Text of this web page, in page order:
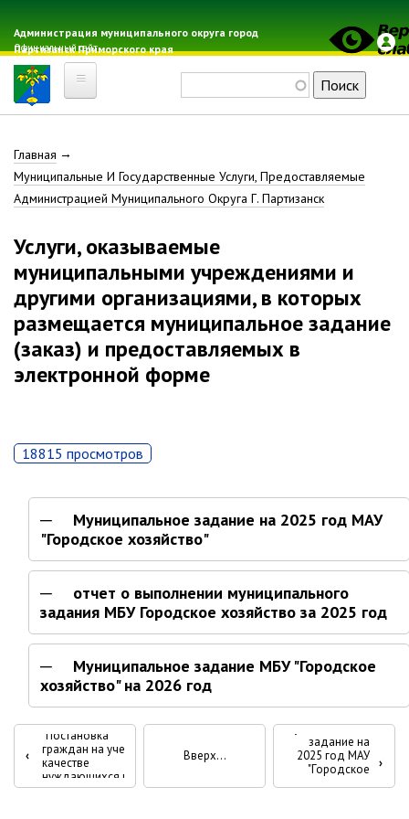
основному
содержанию
Администрация муниципального округа город
Партизанск Приморского края
Официальный сайт
Главная
Местные налоги
Гражданская оборона
Свод-WEB
Партизанск
Геральдика
Почётные жители
Фотогалерея
города
Старые фотографии нашего
города (продолжение)
Старые фотографии города
Старый и новый Партизанск
Сучанские каменноугольные копи
Книга «Партизанску 125 лет. Город в
лицах и судьбах.»
Книга «О геологах – с пристрастием»
Строка
навигации
Главная
Муниципальные И Государственные Услуги, Предоставляемые
Администрацией Муниципального Округа Г. Партизанск
Услуги, оказываемые
муниципальными учреждениями и
другими организациями, в которых
размещается муниципальное задание
(заказ) и предоставляемых в
электронной форме
18815 просмотров
Муниципальное задание на 2025 год МАУ
"Городское хозяйство"
отчет о выполнении муниципального
задания МБУ Городское хозяйство за 2025 год
Муниципальное задание МБУ "Городское
хозяйство" на 2026 год
Перекрёстные
ссылки
‹
Административный
регламент
"Постановка
граждан на учет в
качестве
нуждающихся в
жилых
Вверх
Муниципальное
задание на
2025 год МАУ
"Городское
›